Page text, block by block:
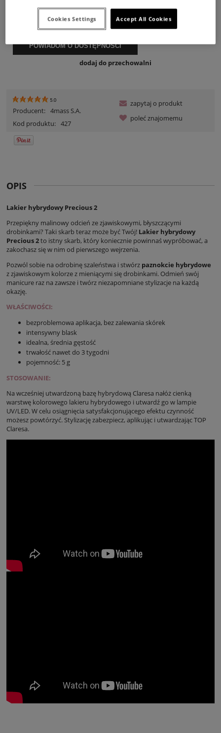
16,90 zł
POWIADOM O DOSTĘPNOŚCI
dodaj do przechowalni
5.0
Producent: 4mass S.A.
Kod produktu: 427
zapytaj o produkt
poleć znajomemu
OPIS
Lakier hybrydowy Precious 2
Przepiękny malinowy odcień ze zjawiskowymi, błyszczącymi
drobinkami? Taki skarb teraz może być Twój! Lakier hybrydowy
Precious 2to istny skarb, który koniecznie powinnaś wypróbować, a
zakochasz się w nim od pierwszego wejrzenia.
Pozwól sobie na odrobinę szaleństwa i stwórz paznokcie hybrydowe
z zjawiskowym kolorze z mieniącymi się drobinkami. Odmień swój
manicure raz na zawsze i twórz niezapomniane stylizacje na każdą
okazję.
WŁAŚCIWOŚCI:
bezproblemowa aplikacja, bez zalewania skórek
intensywny blask
idealna, średnia gęstość
trwałość nawet do 3 tygodni
pojemność: 5 g
STOSOWANIE:
Na wcześniej utwardzoną bazę hybrydową Claresa nałóż cienką
warstwę kolorowego lakieru hybrydowego i utwardź go w lampie
UV/LED. W celu osiągnięcia satysfakcjonującego efektu czynność
możesz powtórzyć. Stylizację zabezpiecz, aplikując i utwardzając TOP
Claresa.
Accept All Cookies
Cookies Settings